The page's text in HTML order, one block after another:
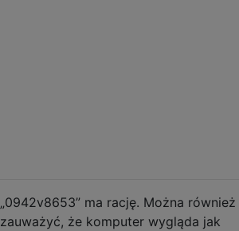
„0942v8653” ma rację. Można również
zauważyć, że komputer wygląda jak